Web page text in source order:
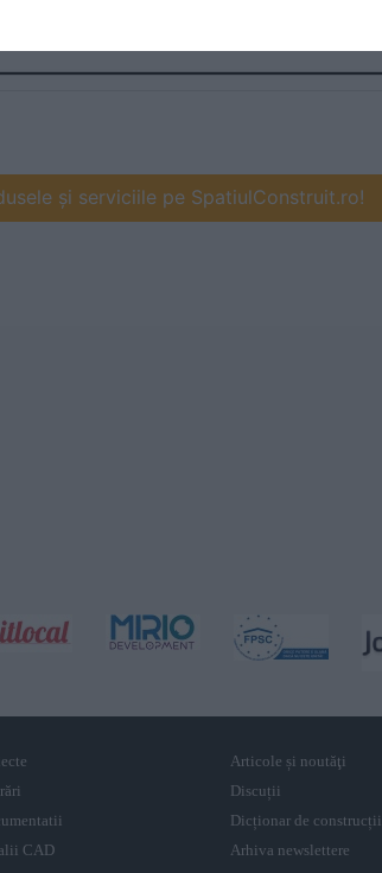
și serviciile pe SpatiulConstruit.ro!
CAD
Articole și noutăţi
Discuții
Dicționar de construcții
Arhiva newslettere